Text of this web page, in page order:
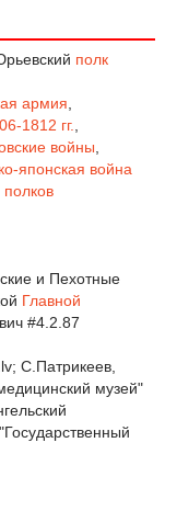
полк
армия
1812 гг.
войны
японская война
и Пехотные
Главной
#4.2.87
С.Патрикеев,
музей"